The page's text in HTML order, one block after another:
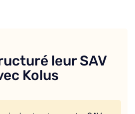
leur SAV
Kolus